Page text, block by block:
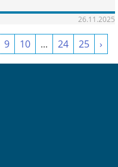
26.11.2025
9 10 ... 24 25 ›